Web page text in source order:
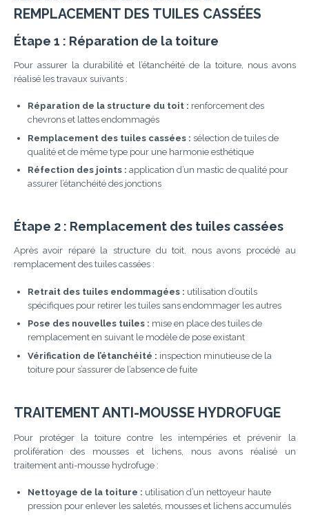
REMPLACEMENT DES TUILES CASSÉES
Étape 1 : Réparation de la toiture
Pour assurer la durabilité et l’étanchéité de la toiture, nous avons
réalisé les travaux suivants :
Réparation de la structure du toit : renforcement des
chevrons et lattes endommagés
Remplacement des tuiles cassées : sélection de tuiles de
qualité et de même type pour une harmonie esthétique
Réfection des joints : application d’un mastic de qualité pour
assurer l’étanchéité des jonctions
Étape 2 : Remplacement des tuiles cassées
Après avoir réparé la structure du toit, nous avons procédé au
remplacement des tuiles cassées :
Retrait des tuiles endommagées : utilisation d’outils
spécifiques pour retirer les tuiles sans endommager les autres
Pose des nouvelles tuiles : mise en place des tuiles de
remplacement en suivant le modèle de pose existant
Vérification de l’étanchéité : inspection minutieuse de la
toiture pour s’assurer de l’absence de fuite
TRAITEMENT ANTI-MOUSSE HYDROFUGE
Pour protéger la toiture contre les intempéries et prévenir la
prolifération des mousses et lichens, nous avons réalisé un
traitement anti-mousse hydrofuge :
Nettoyage de la toiture : utilisation d’un nettoyeur haute
pression pour enlever les saletés, mousses et lichens accumulés